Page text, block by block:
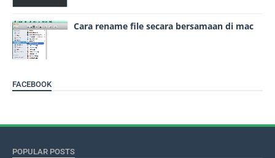
Cara rename file secara bersamaan di mac
FACEBOOK
POPULAR POSTS